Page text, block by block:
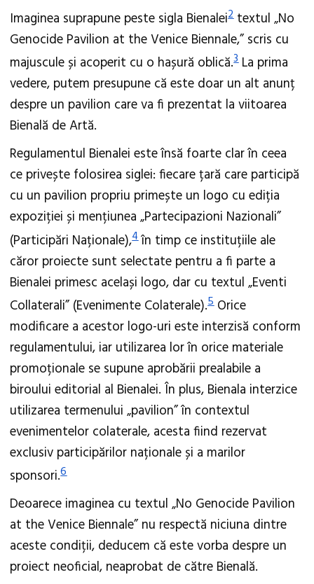
Imaginea suprapune peste sigla Bienalei2textul „No
Genocide Pavilion at the Venice Biennale,” scris cu
majuscule și acoperit cu o hașură oblică.3La prima
vedere, putem presupune că este doar un alt anunț
despre un pavilion care va fi prezentat la viitoarea
Bienală de Artă.
Regulamentul Bienalei este însă foarte clar în ceea
ce privește folosirea siglei: fiecare țară care participă
cu un pavilion propriu primește un logo cu ediția
expoziției și mențiunea „Partecipazioni Nazionali”
(Participări Naționale),4în timp ce instituțiile ale
căror proiecte sunt selectate pentru a fi parte a
Bienalei primesc același logo, dar cu textul „Eventi
Collaterali” (Evenimente Colaterale).5Orice
modificare a acestor logo-uri este interzisă conform
regulamentului, iar utilizarea lor în orice materiale
promoționale se supune aprobării prealabile a
biroului editorial al Bienalei. În plus, Bienala interzice
utilizarea termenului „pavilion” în contextul
evenimentelor colaterale, acesta fiind rezervat
exclusiv participărilor naționale și a marilor
sponsori.6
Deoarece imaginea cu textul „No Genocide Pavilion
at the Venice Biennale” nu respectă niciuna dintre
aceste condiții, deducem că este vorba despre un
proiect neoficial, neaprobat de către Bienală.